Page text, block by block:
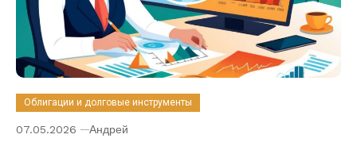
Облигации и долговые инструменты
07.05.2026 Андрей